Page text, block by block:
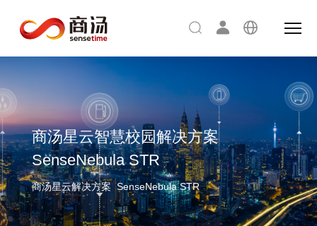
商汤星云智慧校园解决方案
SenseNebula STR
商汤星云解决方案 SenseNebula STR